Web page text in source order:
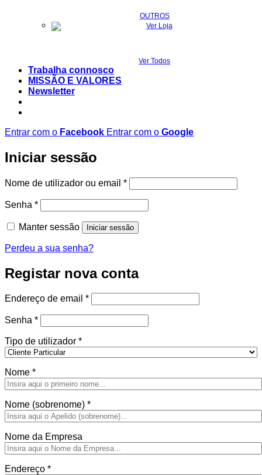
OUTROS
Ver Todos
Trabalha connosco
MISSÃO E VALORES
Newsletter
Entrar com o Facebook Entrar com o Google
Iniciar sessão
Nome de utilizador ou email *Obrigatório
Senha *Obrigatório
Manter sessão Iniciar sessão
Perdeu a sua senha?
Registar nova conta
Endereço de email *Obrigatório
Senha *Obrigatório
Tipo de utilizador *
Nome *
Nome (sobrenome) *
Nome da Empresa
Endereço *